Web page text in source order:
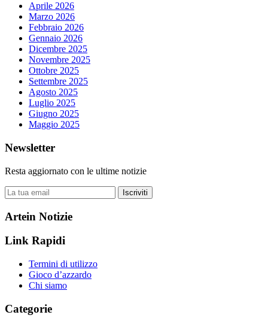
Aprile 2026
Marzo 2026
Febbraio 2026
Gennaio 2026
Dicembre 2025
Novembre 2025
Ottobre 2025
Settembre 2025
Agosto 2025
Luglio 2025
Giugno 2025
Maggio 2025
Newsletter
Resta aggiornato con le ultime notizie
Iscriviti
Artein Notizie
Link Rapidi
Termini di utilizzo
Gioco d’azzardo
Chi siamo
Categorie